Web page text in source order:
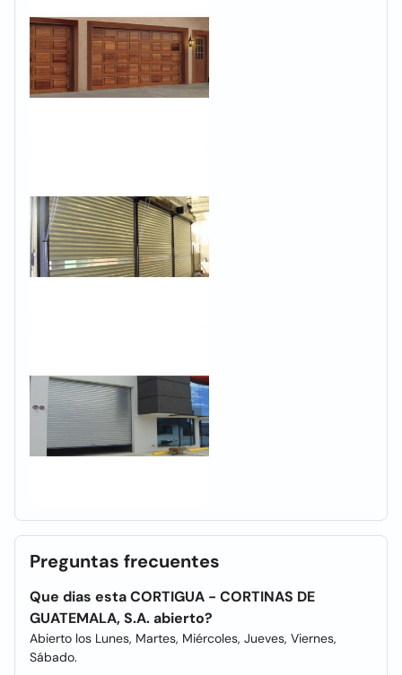
Preguntas frecuentes
Que dias esta CORTIGUA - CORTINAS DE
GUATEMALA, S.A. abierto?
Abierto los Lunes, Martes, Miércoles, Jueves, Viernes,
Sábado.